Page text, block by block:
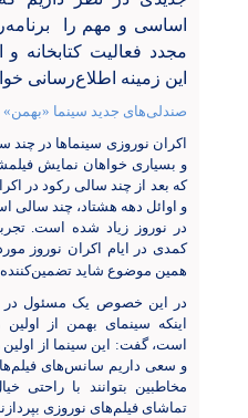
اساسی و مهم را
مجدد فعالیت کتابخانه و
این زمینه اطلاع‌رسانی
صندلی‌های جدید سینما «بهمن»
اکران نوروزی سینماها در
و بسیاری خواهان نمایش
که بعد از چند سالی رکود در
و اوائل دهه هشتاد، چند سالی
در نوروز زیاد شده است.
کمدی در ایام اکران نوروز
همین موضوع شاید تضمین‌کننده
در این خصوص یک مسئول در
اینکه سینمای بهمن از
و سعی داریم سانس‌های فیلم‌ها
مخاطبین بتوانند با راحتی
تماشای فیلم‌های نوروزی